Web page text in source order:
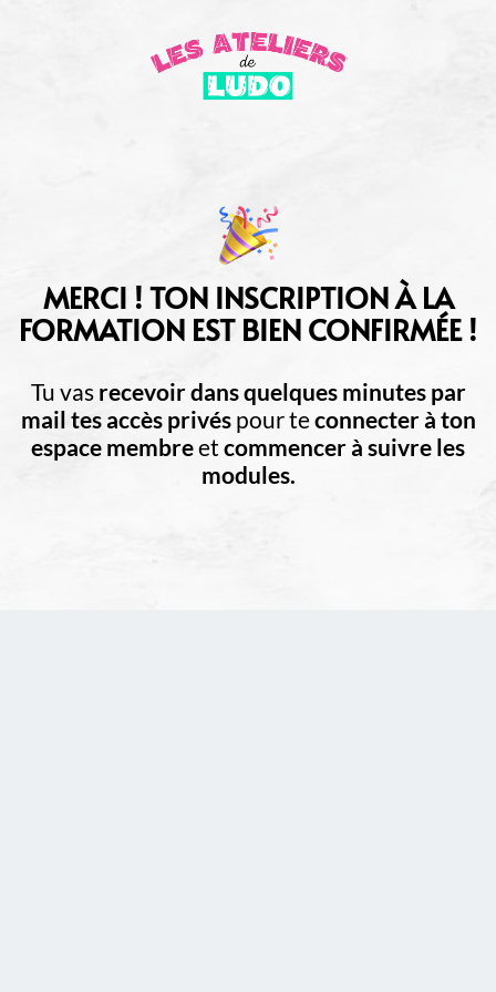
MERCI ! TON INSCRIPTION À LA
FORMATION EST BIEN CONFIRMÉE !
Tu vas recevoir dans quelques minutes par
mail tes accès privéspour teconnecter à ton
espace membreet commencer à suivre les
modules.